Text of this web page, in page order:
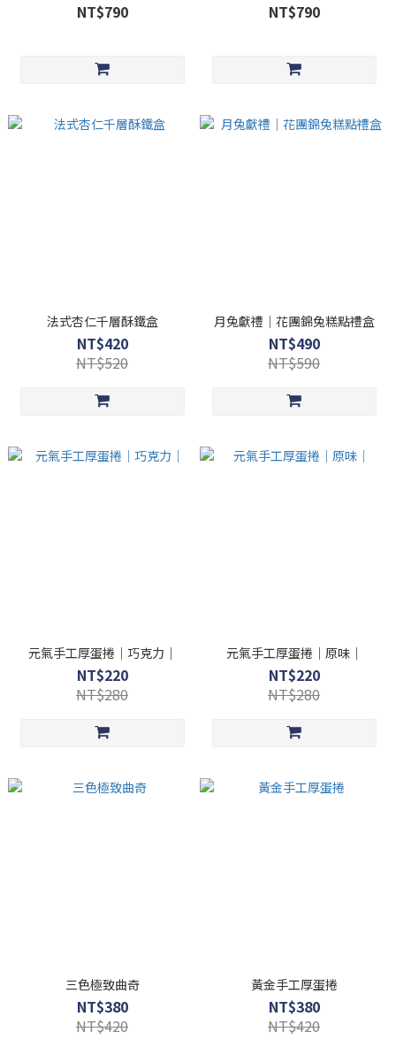
NT$790 NT$790
法式杏仁千層酥鐵盒
NT$420
NT$520
月兔獻禮｜花團錦兔糕點禮盒
NT$490
NT$590
元氣手工厚蛋捲｜巧克力｜
NT$220
NT$280
元氣手工厚蛋捲｜原味｜
NT$220
NT$280
三色極致曲奇
NT$380
NT$420
黃金手工厚蛋捲
NT$380
NT$420